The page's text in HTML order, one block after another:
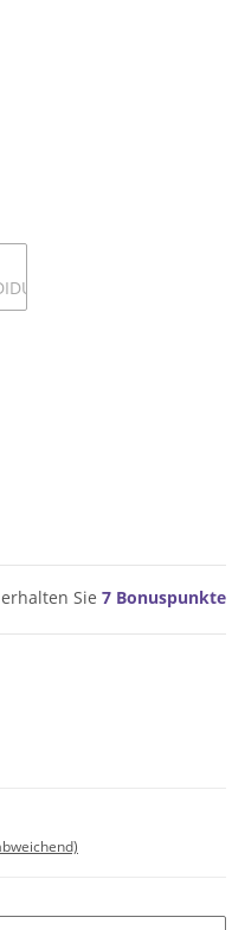
Sie 7 Bonuspunkte